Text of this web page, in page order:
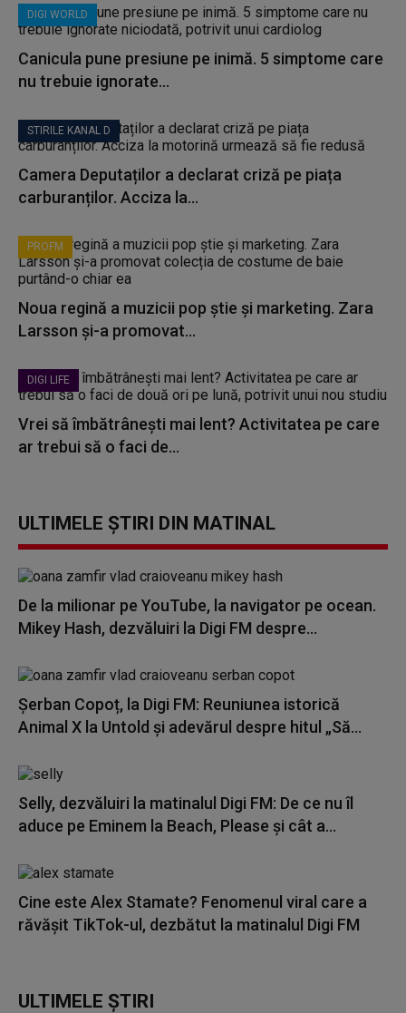
DIGI WORLD
Canicula pune presiune pe inimă. 5 simptome care
nu trebuie ignorate...
STIRILE KANAL D
Camera Deputaților a declarat criză pe piața
carburanților. Acciza la...
PROFM
Noua regină a muzicii pop știe și marketing. Zara
Larsson și-a promovat...
DIGI LIFE
Vrei să îmbătrânești mai lent? Activitatea pe care
ar trebui să o faci de...
ULTIMELE ȘTIRI DIN MATINAL
De la milionar pe YouTube, la navigator pe ocean.
Mikey Hash, dezvăluiri la Digi FM despre...
Șerban Copoț, la Digi FM: Reuniunea istorică
Animal X la Untold și adevărul despre hitul „Să...
Selly, dezvăluiri la matinalul Digi FM: De ce nu îl
aduce pe Eminem la Beach, Please și cât a...
Cine este Alex Stamate? Fenomenul viral care a
răvășit TikTok-ul, dezbătut la matinalul Digi FM
ULTIMELE ȘTIRI